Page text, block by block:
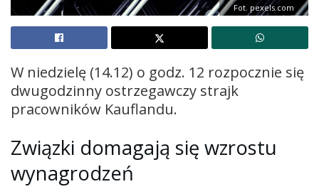
Fot. pexels.com
W niedzielę (14.12) o godz. 12 rozpocznie się
dwugodzinny ostrzegawczy strajk
pracowników Kauflandu.
Związki domagają się wzrostu
wynagrodzeń